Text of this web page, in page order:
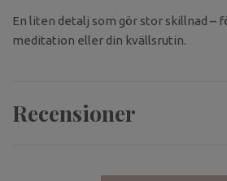
En liten detalj som gör stor skillnad –
meditation eller din kvällsrutin.
Recensioner